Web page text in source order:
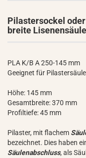
Pilastersockel
breite
PLA K/B A 250-145 mm
Geeignet für
Höhe: 145 mm
Gesamtbreite: 370 mm
Profiltiefe: 45 mm
Pilaster, mit flachem
bezeichnet. Dies haben
Säulenabschluss, als